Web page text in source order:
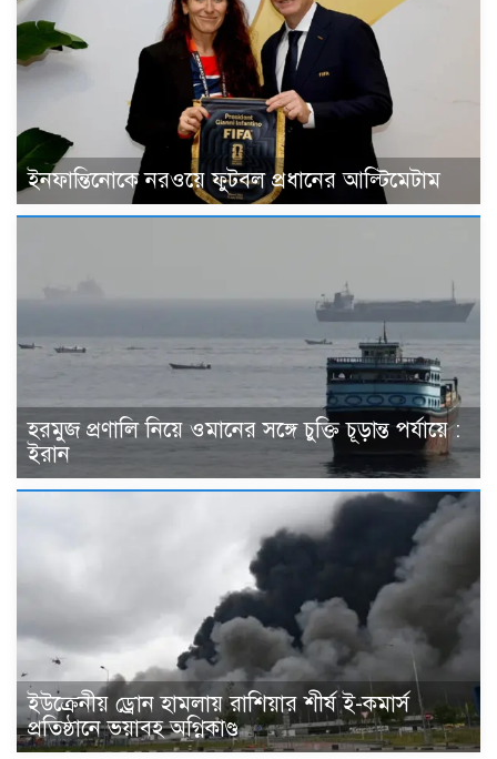
ইনফান্তিনোকে নরওয়ে ফুটবল প্রধানের আল্টিমেটাম
হরমুজ প্রণালি নিয়ে ওমানের সঙ্গে চুক্তি চূড়ান্ত পর্যায়ে :
ইরান
ইউক্রেনীয় ড্রোন হামলায় রাশিয়ার শীর্ষ ই-কমার্স
প্রতিষ্ঠানে ভয়াবহ অগ্নিকাণ্ড